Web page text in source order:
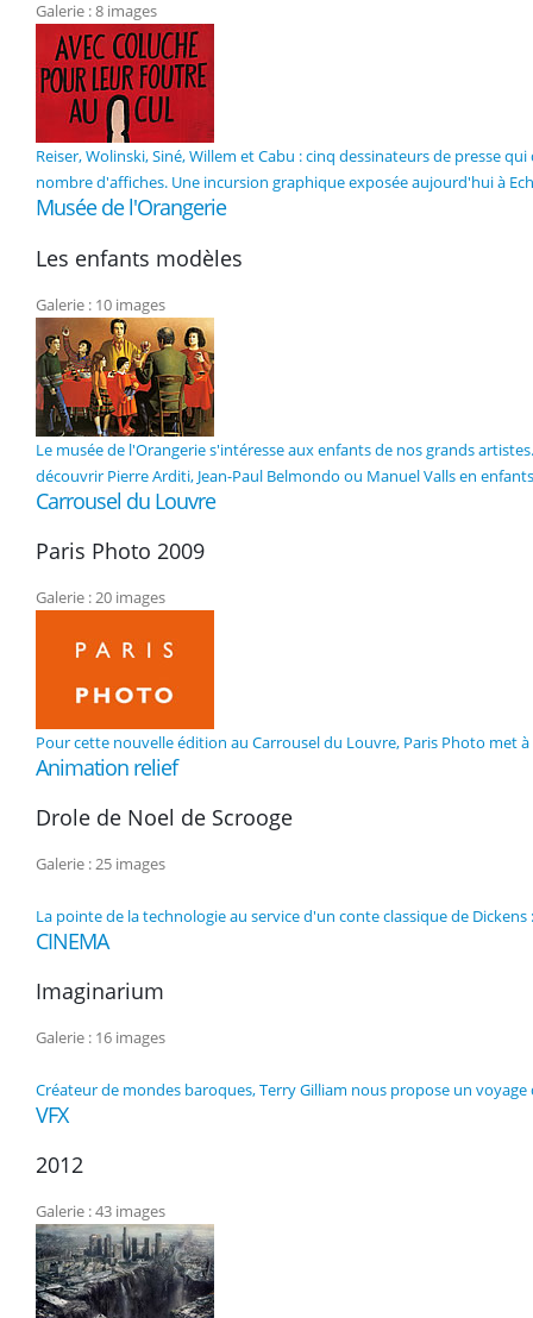
Galerie : 8 images
Reiser, Wolinski, Siné, Willem et Cabu : cinq dessinateurs de presse
nombre d'affiches. Une incursion graphique exposée aujourd'hui à
Musée de l'Orangerie
Les enfants modèles
Galerie : 10 images
Le musée de l'Orangerie s'intéresse aux enfants de nos grands
découvrir Pierre Arditi, Jean-Paul Belmondo ou Manuel Valls en
Carrousel du Louvre
Paris Photo 2009
Galerie : 20 images
Pour cette nouvelle édition au Carrousel du Louvre, Paris Photo met
Animation relief
Drole de Noel de Scrooge
Galerie : 25 images
La pointe de la technologie au service d'un conte classique de
CINEMA
Imaginarium
Galerie : 16 images
Créateur de mondes baroques, Terry Gilliam nous propose un
VFX
2012
Galerie : 43 images